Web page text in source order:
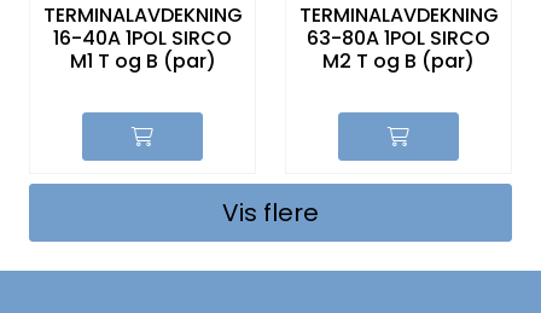
TERMINALAVDEKNING
16-40A 1POL SIRCO
M1 T og B (par)
TERMINALAVDEKNING
63-80A 1POL SIRCO
M2 T og B (par)
Vis flere